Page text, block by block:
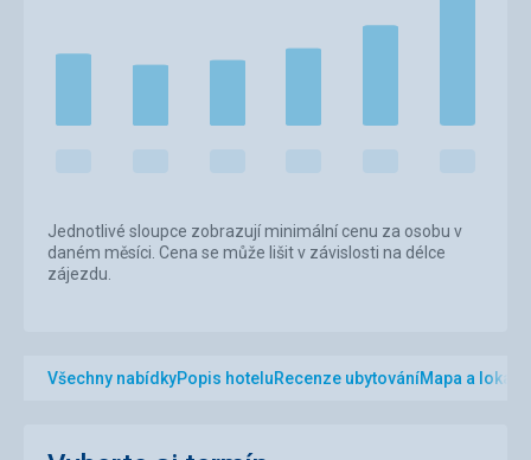
Jednotlivé sloupce zobrazují minimální cenu za osobu v
daném měsíci. Cena se může lišit v závislosti na délce
zájezdu.
Všechny nabídkyPopis hoteluRecenze ubytováníMapa a